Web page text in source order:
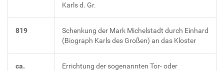
Karls d. Gr.
819
Schenkung der Mark Michelstadt durch Einhard
(Biograph Karls des Großen) an das Kloster
ca.
Errichtung der sogenannten Tor- oder